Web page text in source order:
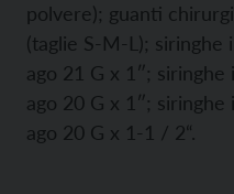
polvere); guanti
(taglie S-M-L); siringhe
ago 21 G x 1″;
ago 20 G x 1″;
ago 20 G x 1-1 / 2“.